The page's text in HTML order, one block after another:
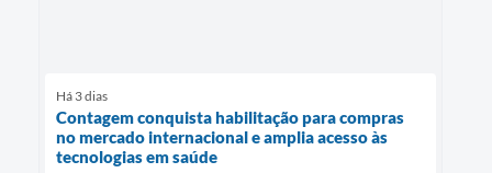
Há 3 dias
Contagem conquista habilitação para compras
no mercado internacional e amplia acesso às
tecnologias em saúde